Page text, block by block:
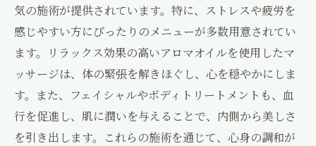
気の施術が提供されています。特に、ストレスや疲労を
感じやすい方にぴったりのメニューが多数用意されてい
ます。リラックス効果の高いアロマオイルを使用したマ
ッサージは、体の緊張を解きほぐし、心を穏やかにしま
す。また、フェイシャルやボディトリートメントも、血
行を促進し、肌に潤いを与えることで、内側から美しさ
を引き出します。これらの施術を通じて、心身の調和が